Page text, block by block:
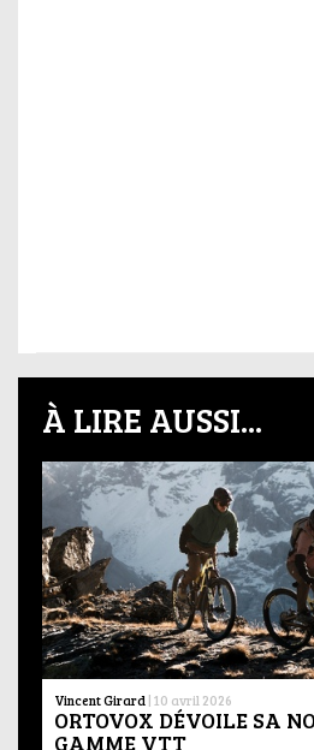
À LIRE AUSSI...
Vincent Girard | 10 avril 2026
ORTOVOX DÉVOILE SA
GAMME VTT